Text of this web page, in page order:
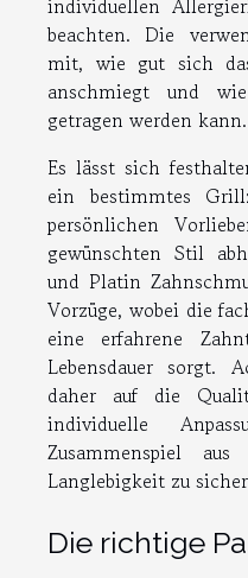
beachten. Die
mit, wie gut sich
anschmiegt und
getragen werden kann.
Es lässt sich
ein bestimmtes
persönlichen
gewünschten Stil
und Platin
Vorzüge, wobei die
eine erfahrene
Lebensdauer sorgt.
daher auf die
individuelle
Zusammenspiel
Langlebigkeit zu
Die richtige